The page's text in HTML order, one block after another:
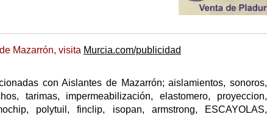
Mazarrón, visita Murcia.com/publicidad
con Aislantes de Mazarrón; aislamientos, sonoros,
tarimas, impermeabilización, elastomero, proyeccion,
polytuil, finclip, isopan, armstrong, ESCAYOLAS,